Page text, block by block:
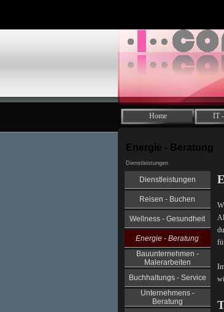
Home IT
Energie - Beratung
Dienstleistungen
Dienstleistungen
Reisen - Buchen
Wellness - Gesundheit
Energie - Beratung
Bauunternehmen -
Malerarbeiten
Buchhaltungs - Service
Unternehmens -
Beratung